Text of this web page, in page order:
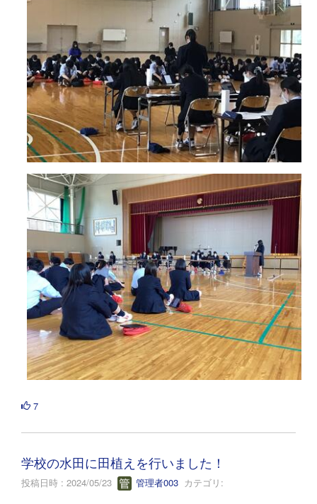
7
学校の水田に田植えを行いました！
投稿日時 : 2024/05/23 管理者003 カテゴリ: